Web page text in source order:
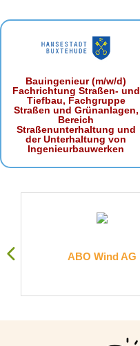
Bauingenieur (m/w/d)
Fachrichtung Straßen- und
Tiefbau, Fachgruppe
Straßen und Grünanlagen,
Bereich
Straßenunterhaltung und
der Unterhaltung von
Ingenieurbauwerken
ABO Wind AG